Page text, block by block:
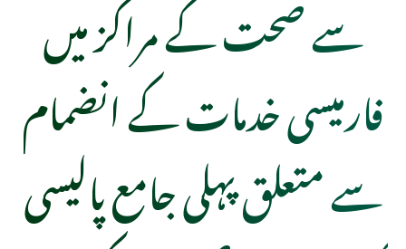
سے صحت کے مراکز میں
فارمیسی خدمات کے انضمام
سے متعلق پہلی جامع پالیسی